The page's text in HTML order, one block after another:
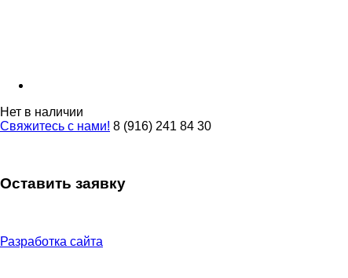
Нет в наличии
Свяжитесь с нами! 8 (916) 241 84 30
Оставить заявку
Разработка сайта